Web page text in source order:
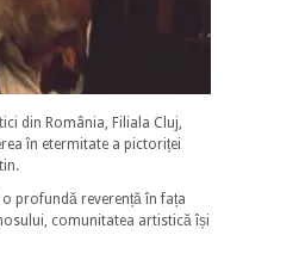
din România, Filiala Cluj,
în etermitate a pictoriței
profundă reverență în fața
comunitatea artistică își